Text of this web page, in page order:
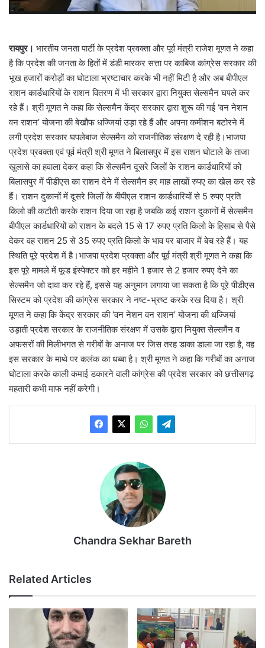
रायपुर। भारतीय जनता पार्टी के प्रदेश प्रवक्ता और पूर्व मंत्री राजेश मूणत ने कहा
है कि प्रदेश की जनता के हितों में डंडी मारकर सत्ता पर काबिज कांग्रेस सरकार की
भूख हजारों करोड़ों का घोटाला भ्रष्टाचार करके भी नहीं मिटी है और अब बीपीएल
राशन कार्डधारियों के राशन वितरण में भी सरकार द्वारा नियुक्त सेल्समैन घपले कर
रहे हैं। श्री मूणत ने कहा कि सेल्समैन केंद्र सरकार द्वारा शुरू की गई ‘वन नेशन
वन राशन’ योजना की बेखौफ धज्जियां उड़ा रहे हैं और अपना कमीशन बटोरने में
लगी प्रदेश सरकार घपलेबाज सेल्समैन को राजनीतिक संरक्षण दे रही है।भाजपा
प्रदेश प्रवक्ता एवं पूर्व मंत्री श्री मूणत ने बिलासपुर में इस राशन घोटाले के ताजा
खुलासे का हवाला देकर कहा कि सेल्समैन दूसरे जिलों के राशन कार्डधारियों को
बिलासपुर में पीडीएस का राशन देने में सेल्समैन हर माह लाखों रुपए का खेल कर रहे
हैं। राशन दुकानों में दूसरे जिलों के बीपीएल राशन कार्डधारियों से 5 रुपए प्रति
किलो की कटौती करके राशन दिया जा रहा है जबकि कई राशन दुकानों में सेल्समैन
बीपीएल कार्डधारियों को राशन के बदले 15 से 17 रुपए प्रति किलो के हिसाब से पैसे
देकर वह राशन 25 से 35 रुपए प्रति किलो के भाव पर बाजार में बेच रहे हैं। यह
स्थिति पूरे प्रदेश में है।भाजपा प्रदेश प्रवक्ता और पूर्व मंत्री श्री मूणत ने कहा कि
इस पूरे मामले में फूड इंस्पेक्टर को हर महीने 1 हजार से 2 हजार रुपए देने का
सेल्समैन जो दावा कर रहे हैं, इससे यह अनुमान लगाया जा सकता है कि पूरे पीडीएस
सिस्टम को प्रदेश की कांग्रेस सरकार ने नष्ट-भ्रष्ट करके रख दिया है। श्री
मूणत ने कहा कि केंद्र सरकार की ‘वन नेशन वन राशन’ योजना की धज्जियां
उड़ाती प्रदेश सरकार के राजनीतिक संरक्षण में उसके द्वारा नियुक्त सेल्समैन व
अफसरों की मिलीभगत से गरीबों के अनाज पर जिस तरह डाका डाला जा रहा है, वह
इस सरकार के माथे पर कलंक का धब्बा है। श्री मूणत ने कहा कि गरीबों का अनाज
घोटाला करके काली कमाई डकारने वाली कांग्रेस की प्रदेश सरकार को छत्तीसगढ़
महतारी कभी माफ नहीं करेगी।
Chandra Sekhar Bareth
Related Articles